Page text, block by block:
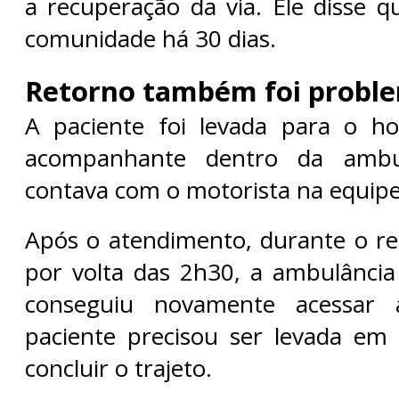
comunidade há 30 dias.
Retorno também foi
A paciente foi levada para o
acompanhante dentro da
contava com o motorista na
Após o atendimento, durante o
por volta das 2h30, a
conseguiu novamente
paciente precisou ser levada
concluir o trajeto.